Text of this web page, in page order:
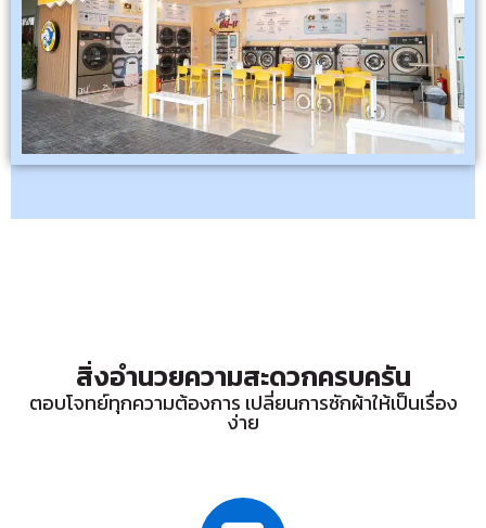
สิ่งอำนวยความสะดวกครบครัน
ตอบโจทย์ทุกความต้องการ เปลี่ยนการซักผ้าให้เป็นเรื่อง
ง่าย